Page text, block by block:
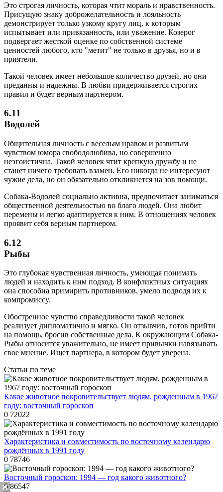
Это строгая личность, которая чтит мораль и нравственность.
Присущую знаку доброжелательность и лояльность
демонстрирует только узкому кругу лиц, к которым
испытывает или привязанность, или уважение. Козерог
подвергает жесткой оценке по собственной системе
ценностей любого, кто "метит" не только в друзья, но и в
приятели.
Такой человек имеет небольшое количество друзей, но они
преданны и надежны. В любви придерживается строгих
правил и будет верным партнером.
6.11
Водолей
Общительная личность с веселым нравом и развитым
чувством юмора свободолюбива, но совершенно
неэгоистична. Такой человек чтит крепкую дружбу и не
станет ничего требовать взамен. Его никогда не интересуют
чужие дела, но он обязательно откликнется на зов помощи.
Собака-Водолей социально активна, предпочитает заниматься
общественной деятельностью во благо людей. Она любит
перемены и легко адаптируется к ним. В отношениях человек
проявит себя верным партнером.
6.12
Рыбы
Это глубокая чувственная личность, умеющая понимать
людей и находить к ним подход. В конфликтных ситуациях
она способна примирить противников, умело подводя их к
компромиссу.
Обостренное чувство справедливости такой человек
реализует дипломатично и мягко. Он отзывчив, готов прийти
на помощь, бросив собственные дела. К окружающим Собака-
Рыбы относится уважительно, не имеет привычки навязывать
свое мнение. Ищет партнера, в котором будет уверена.
Статьи по теме
Какое животное покровительствует людям, рожденным в 1967
году: восточный гороскоп
0 72022
Характеристика и совместимость по восточному календарю
рождённых в 1991 году
0 78746
Восточный гороскоп: 1994 — год какого животного?
0 86547